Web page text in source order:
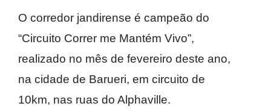
O corredor jandirense é campeão do
“Circuito Correr me Mantém Vivo”,
realizado no mês de fevereiro deste ano,
na cidade de Barueri, em circuito de
10km, nas ruas do Alphaville.